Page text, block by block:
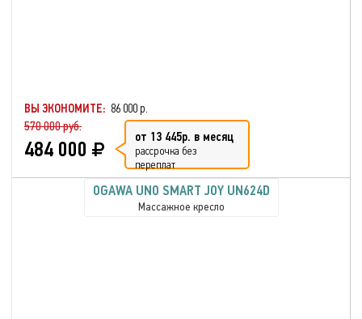
ВЫ ЭКОНОМИТЕ: 86 000 р.
570 000 руб.
484 000 от 13 445р. в месяц
рассрочка без
переплат
OGAWA UNO SMART JOY UN624D
Массажное кресло